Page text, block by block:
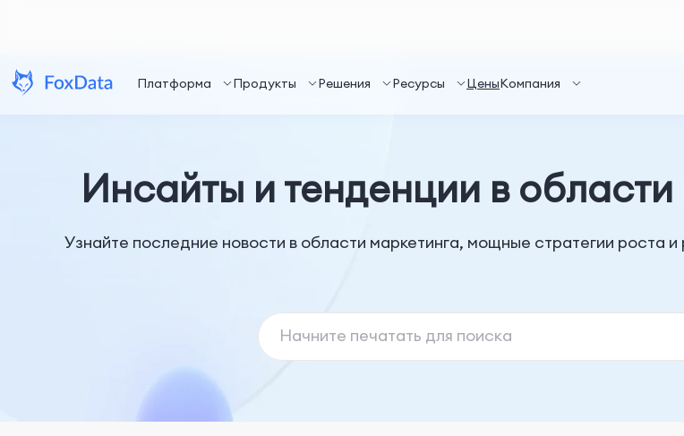
Платформа Продукты Решения Ресурсы ЦеныКомпания
Инсайты и тенденции в
Узнайте последние новости в области маркетинга, мощные стратегии роста